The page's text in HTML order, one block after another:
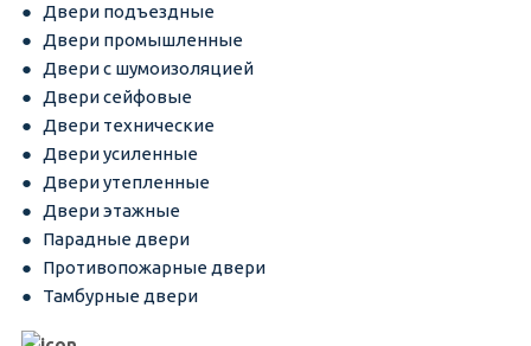
Двери подъездные
Двери промышленные
Двери с шумоизоляцией
Двери сейфовые
Двери технические
Двери усиленные
Двери утепленные
Двери этажные
Парадные двери
Противопожарные двери
Тамбурные двери